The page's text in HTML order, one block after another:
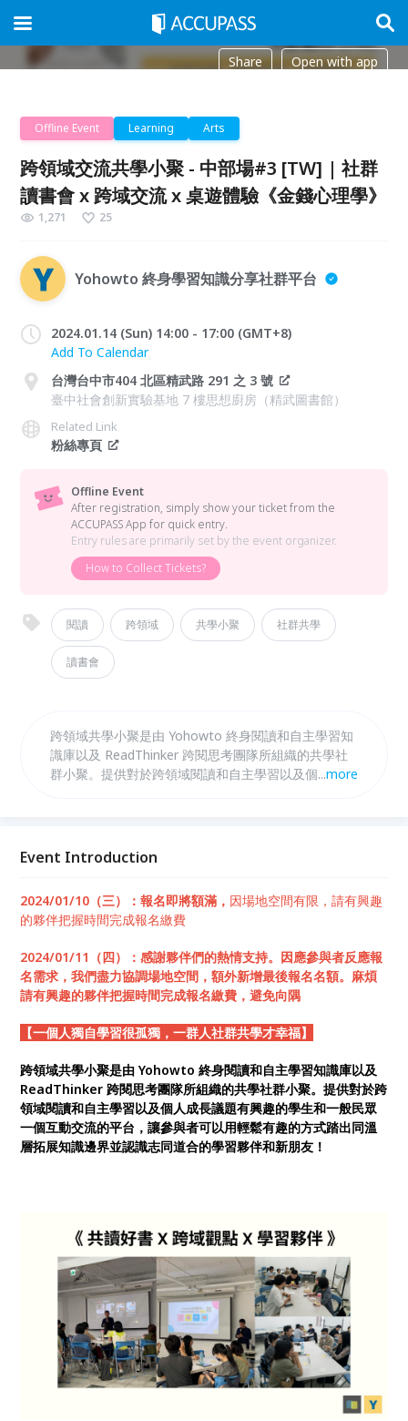
Share Open with app
Offline Event Learning Arts
跨領域交流共學小聚 - 中部場#3 [TW] | 社群
讀書會 x 跨域交流 x 桌遊體驗《金錢心理學》
1,271 25
Yohowto 終身學習知識分享社群平台
2024.01.14 (Sun) 14:00 - 17:00 (GMT+8)
Add To Calendar
台灣台中市404 北區精武路 291 之 3 號
臺中社會創新實驗基地 7 樓思想廚房（精武圖書館）
Related Link
粉絲專頁
Offline Event
After registration, simply show your ticket from the
ACCUPASS App for quick entry.
Entry rules are primarily set by the event organizer.
How to Collect Tickets?
閱讀 跨領域 共學小聚 社群共學
讀書會
跨領域共學小聚是由 Yohowto 終身閱讀和自主學習知
識庫以及 ReadThinker 跨閱思考團隊所組織的共學社
群小聚。提供對於跨領域閱讀和自主學習以及個人成長
...more
Event Introduction
2024/01/10（三）：報名即將額滿， 因場地空間有限，請有興趣
的夥伴把握時間完成報名繳費
2024/01/11（四）：感謝夥伴們的熱情支持。因應參與者反應報
名需求，我們盡力協調場地空間，額外新增最後報名名額。麻煩
請有興趣的夥伴把握時間完成報名繳費，避免向隅
【一個人獨自學習很孤獨，一群人社群共學才幸福】
跨領域共學小聚是由 Yohowto 終身閱讀和自主學習知識庫以及
ReadThinker 跨閱思考團隊所組織的共學社群小聚。提供對於跨
領域閱讀和自主學習以及個人成長議題有興趣的學生和一般民眾
一個互動交流的平台，讓參與者可以用輕鬆有趣的方式踏出同溫
層拓展知識邊界並認識志同道合的學習夥伴和新朋友！